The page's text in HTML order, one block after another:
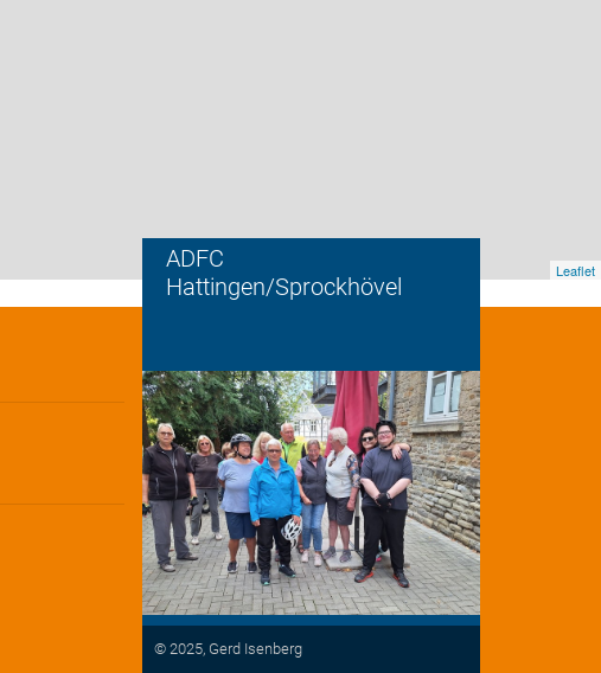
Leaflet
ADFC
Hattingen/Sprockhövel
© 2025, Gerd Isenberg